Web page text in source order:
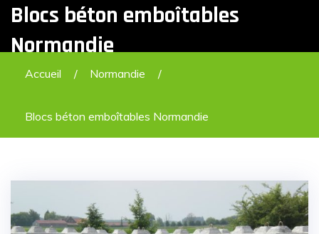
Blocs béton emboîtables
Normandie
Accueil Normandie
Blocs béton emboîtables Normandie